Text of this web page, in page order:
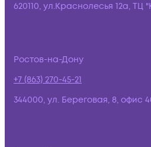
620110, ул.Краснолесья 12а,
Ростов-на-Дону
+7 (863) 270-45-21
344000, ул. Береговая, 8, офис